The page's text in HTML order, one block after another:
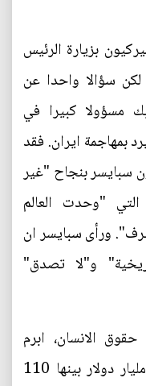
بزيارة الرئيس
لكن سؤالا واحدا عن
مسؤولا كبيرا في
بمهاجمة ايران. فقد
سبايسر بنجاح "غير
"وحدت العالم
ورأى سبايسر ان
و"لا تصدق"
الانسان، ابرم
ترامب عقودا تجارية بقيمة 380 مليار دولار بينها 110